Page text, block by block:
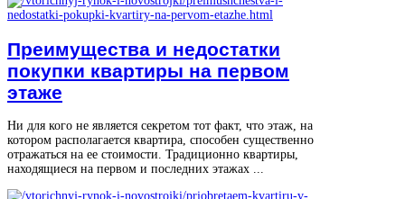
Преимущества и недостатки
покупки квартиры на первом
этаже
Ни для кого не является секретом тот факт, что этаж, на
котором располагается квартира, способен существенно
отражаться на ее стоимости. Традиционно квартиры,
находящиеся на первом и последних этажах ...